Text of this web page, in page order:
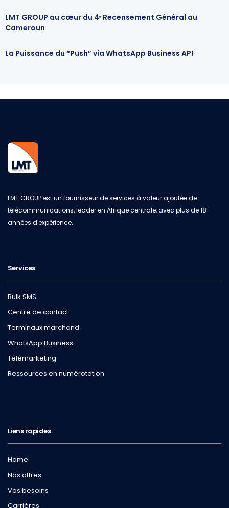
LMT GROUP au cœur du 4ᵉ Recensement Général au
Cameroun
La Puissance du “Push” via WhatsApp Business API
LMT GROUP est un fournisseur de services à valeur ajoutée de
télécommunications, leader en Afrique centrale, avec plus de 18
années d'expérience.
Services
Bulk SMS
Centre de contact
Terminaux marchand
WhatsApp Business
Télémarketing
Ressources en numérotation
Liens rapides
Home
Nos offres
Vos besoins
Carrières